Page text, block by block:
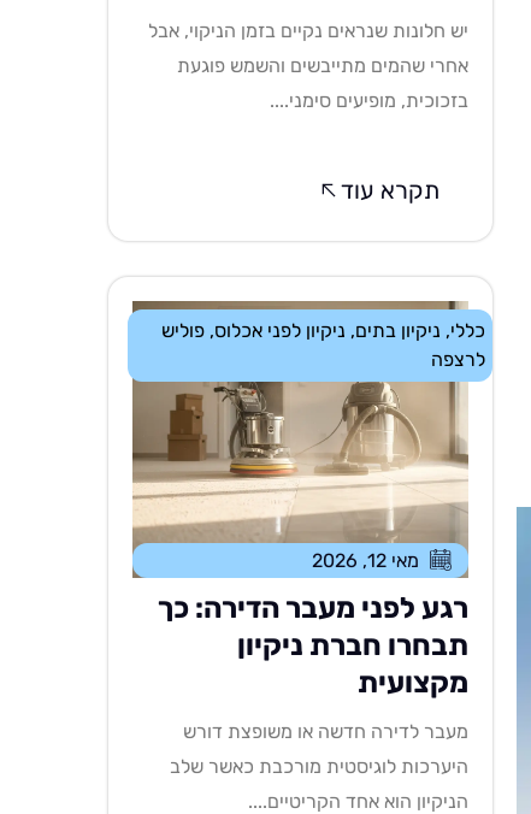
יש חלונות שנראים נקיים בזמן הניקוי, אבל
אחרי שהמים מתייבשים והשמש פוגעת
בזכוכית, מופיעים סימני....
תקרא עוד
כללי, ניקיון בתים, ניקיון לפני אכלוס,פוליש
לרצפה
מאי 12, 2026
רגע לפני מעבר הדירה: כך
תבחרו חברת ניקיון
מקצועית
מעבר לדירה חדשה או משופצת דורש
היערכות לוגיסטית מורכבת כאשר שלב
הניקיון הוא אחד הקריטיים....